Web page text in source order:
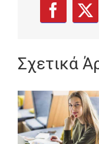
(opensX
Σχετικά